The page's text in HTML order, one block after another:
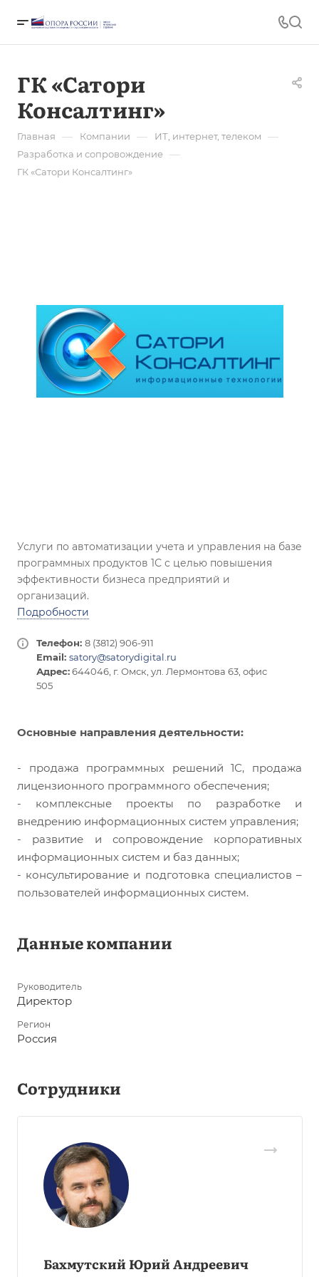
ГК «Сатори
Консалтинг»
Главная — Компании — ИТ, интернет, телеком —
Разработка и сопровождение —
ГК «Сатори Консалтинг»
Услуги по автоматизации учета и управления на базе
программных продуктов 1С с целью повышения
эффективности бизнеса предприятий и
организаций.
Подробности
Телефон: 8 (3812) 906-911
Email: satory@satorydigital.ru
Адрес:644046, г. Омск, ул. Лермонтова 63, офис
505
Основные направления деятельности:
- продажа программных решений 1С, продажа
лицензионного программного обеспечения;
- комплексные проекты по разработке и
внедрению информационных систем управления;
- развитие и сопровождение корпоративных
информационных систем и баз данных;
- консультирование и подготовка специалистов –
пользователей информационных систем.
Данные компании
Руководитель
Директор
Регион
Россия
Сотрудники
Бахмутский Юрий Андреевич